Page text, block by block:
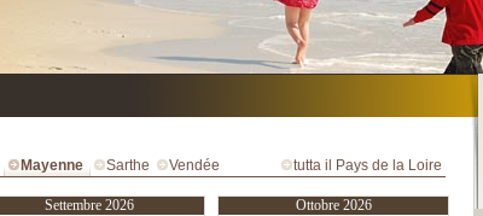
Mayenne Sarthe Vendée tutta il Pays de la Loire
Settembre 2026 Ottobre 2026